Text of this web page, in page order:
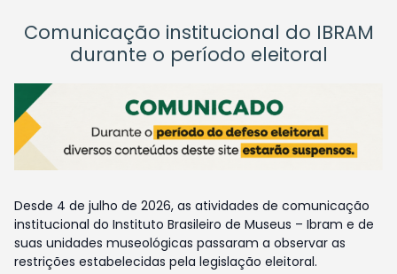
Comunicação institucional do IBRAM
durante o período eleitoral
Desde 4 de julho de 2026, as atividades de comunicação
institucional do Instituto Brasileiro de Museus – Ibram e de
suas unidades museológicas passaram a observar as
restrições estabelecidas pela legislação eleitoral.